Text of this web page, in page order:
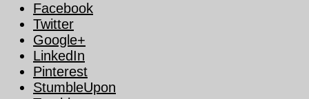
Facebook
Twitter
Google+
LinkedIn
Pinterest
StumbleUpon